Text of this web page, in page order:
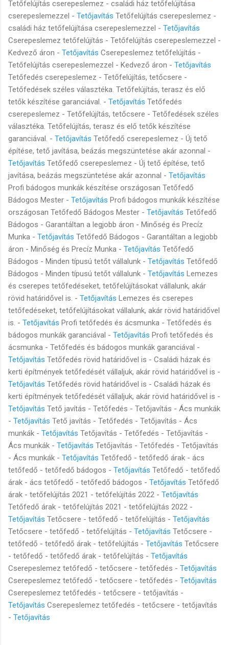
Tetőfelújítás cserepeslemez - családi ház tetőfelújítása
cserepeslemezzel - Tetőjavítás Tetőfelújítás cserepeslemez -
családi ház tetőfelújítása cserepeslemezzel - Tetőjavítás
Cserepeslemez tetőfelújítás - Tetőfelújítás cserepeslemezzel -
Kedvező áron - Tetőjavítás Cserepeslemez tetőfelújítás -
Tetőfelújítás cserepeslemezzel - Kedvező áron - Tetőjavítás
Tetőfedés cserepeslemez - Tetőfelújítás, tetőcsere -
Tetőfedések széles választéka. Tetőfelújítás, terasz és elő
tetők készítése garanciával. - Tetőjavítás Tetőfedés
cserepeslemez - Tetőfelújítás, tetőcsere - Tetőfedések széles
választéka. Tetőfelújítás, terasz és elő tetők készítése
garanciával. - Tetőjavítás Tetőfedő cserepeslemez - Új tető
építése, tető javítása, beázás megszüntetése akár azonnal -
Tetőjavítás Tetőfedő cserepeslemez - Új tető építése, tető
javítása, beázás megszüntetése akár azonnal - Tetőjavítás
Profi bádogos munkák készítése országosan Tetőfedő
Bádogos Mester - Tetőjavítás Profi bádogos munkák készítése
országosan Tetőfedő Bádogos Mester - Tetőjavítás Tetőfedő
Bádogos - Garantáltan a legjobb áron - Minőség és Precíz
Munka - Tetőjavítás Tetőfedő Bádogos - Garantáltan a legjobb
áron - Minőség és Precíz Munka - Tetőjavítás Tetőfedő
Bádogos - Minden típusú tetőt vállalunk - Tetőjavítás Tetőfedő
Bádogos - Minden típusú tetőt vállalunk - Tetőjavítás Lemezes
és cserepes tetőfedéseket, tetőfelújításokat vállalunk, akár
rövid határidővel is. - Tetőjavítás Lemezes és cserepes
tetőfedéseket, tetőfelújításokat vállalunk, akár rövid határidővel
is. - Tetőjavítás Profi tetőfedés és ácsmunka - Tetőfedés és
bádogos munkák garanciával - Tetőjavítás Profi tetőfedés és
ácsmunka - Tetőfedés és bádogos munkák garanciával -
Tetőjavítás Tetőfedés rövid határidővel is - Családi házak és
kerti építmények tetőfedését vállaljuk, akár rövid határidővel is -
Tetőjavítás Tetőfedés rövid határidővel is - Családi házak és
kerti építmények tetőfedését vállaljuk, akár rövid határidővel is -
Tetőjavítás Tető javítás - Tetőfedés - Tetőjavítás - Ács munkák
- Tetőjavítás Tető javítás - Tetőfedés - Tetőjavítás - Ács
munkák - Tetőjavítás Tetőjavítás - Tetőfedés - Tetőjavítás -
Ács munkák - Tetőjavítás Tetőjavítás - Tetőfedés - Tetőjavítás
- Ács munkák - Tetőjavítás Tetőfedő - tetőfedő árak - ács
tetőfedő - tetőfedő bádogos - Tetőjavítás Tetőfedő - tetőfedő
árak - ács tetőfedő - tetőfedő bádogos - Tetőjavítás Tetőfedő
árak - tetőfelújítás 2021 - tetőfelújítás 2022 - Tetőjavítás
Tetőfedő árak - tetőfelújítás 2021 - tetőfelújítás 2022 -
Tetőjavítás Tetőcsere - tetőfedő - tetőfelújítás - Tetőjavítás
Tetőcsere - tetőfedő - tetőfelújítás - Tetőjavítás Tetőcsere -
tetőfedő - tetőfedő árak - tetőfelújítás - Tetőjavítás Tetőcsere
- tetőfedő - tetőfedő árak - tetőfelújítás - Tetőjavítás
Cserepeslemez tetőfedő - tetőcsere - tetőfedés - Tetőjavítás
Cserepeslemez tetőfedő - tetőcsere - tetőfedés - Tetőjavítás
Cserepeslemez tetőfedés - tetőcsere - tetőjavítás -
Tetőjavítás Cserepeslemez tetőfedés - tetőcsere - tetőjavítás
- Tetőjavítás